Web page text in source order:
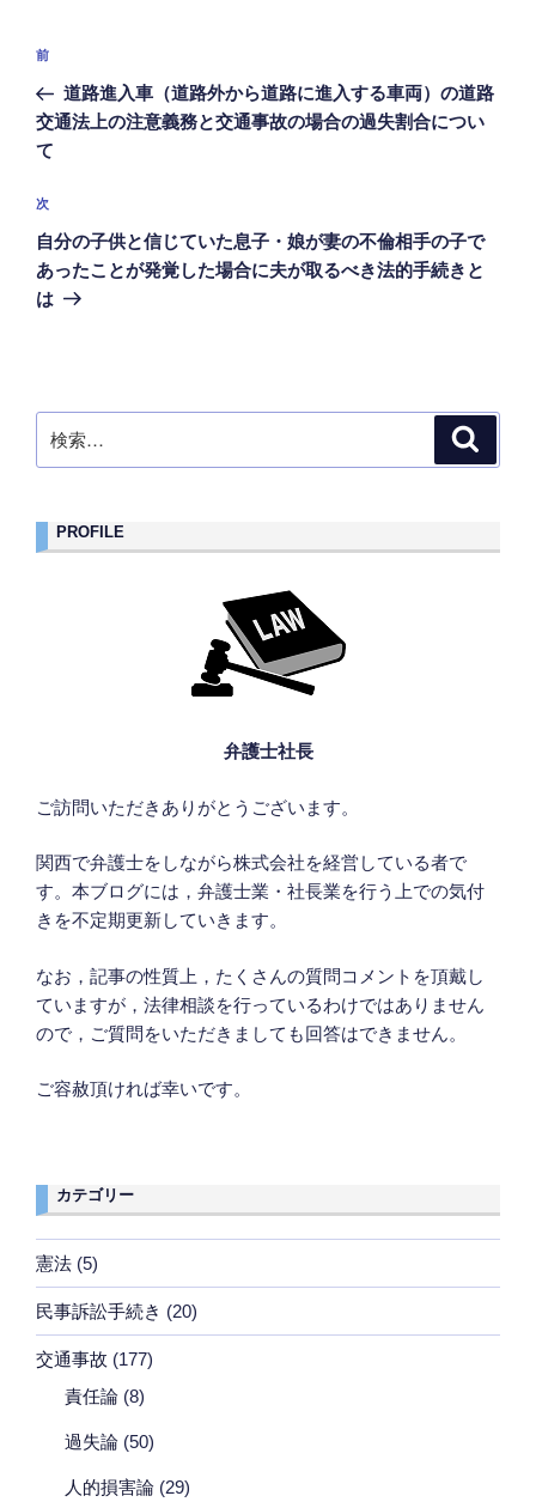
投
ナ
ビ
ー
シ
ョ
ン
前
の
投
稿
前
道路進入車（道路外から道路に進入する車両）の道路
交通法上の注意義務と交通事故の場合の過失割合につい
て
次
の
投
稿
次
自分の子供と信じていた息子・娘が妻の不倫相手の子で
あったことが発覚した場合に夫が取るべき法的手続きと
は
索:
PROFILE
弁護士社長
ご訪問いただきありがとうございます。
関西で弁護士をしながら株式会社を経営している者で
す。本ブログには，弁護士業・社長業を行う上での気付
きを不定期更新していきます。
なお，記事の性質上，たくさんの質問コメントを頂戴し
ていますが，法律相談を行っているわけではありません
ので，ご質問をいただきましても回答はできません。
ご容赦頂ければ幸いです。
カテゴリー
憲法 (5)
民事訴訟手続き (20)
交通事故 (177)
責任論 (8)
過失論 (50)
人的損害論 (29)